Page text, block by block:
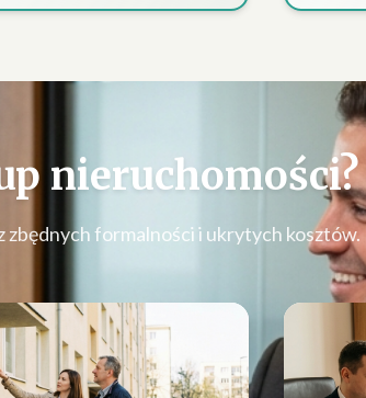
nieruchomości?
zbędnych formalności i ukrytych kosztów.